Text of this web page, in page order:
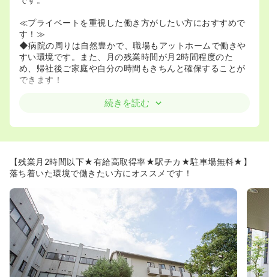
≪プライベートを重視した働き方がしたい方におすすめで
す！≫
◆病院の周りは自然豊かで、職場もアットホームで働きや
すい環境です。また、月の残業時間が月2時間程度のた
め、帰社後ご家庭や自分の時間もきちんと確保することが
できます！
≪有給消化率がほぼ100％！取得しやすい環境です♪≫
しているため、公休と合わせると月10回程度お休みがあり
続きを読む
【残業月2時間以下★有給高取得率★駅チカ★駐車場無料★】
落ち着いた環境で働きたい方にオススメです！